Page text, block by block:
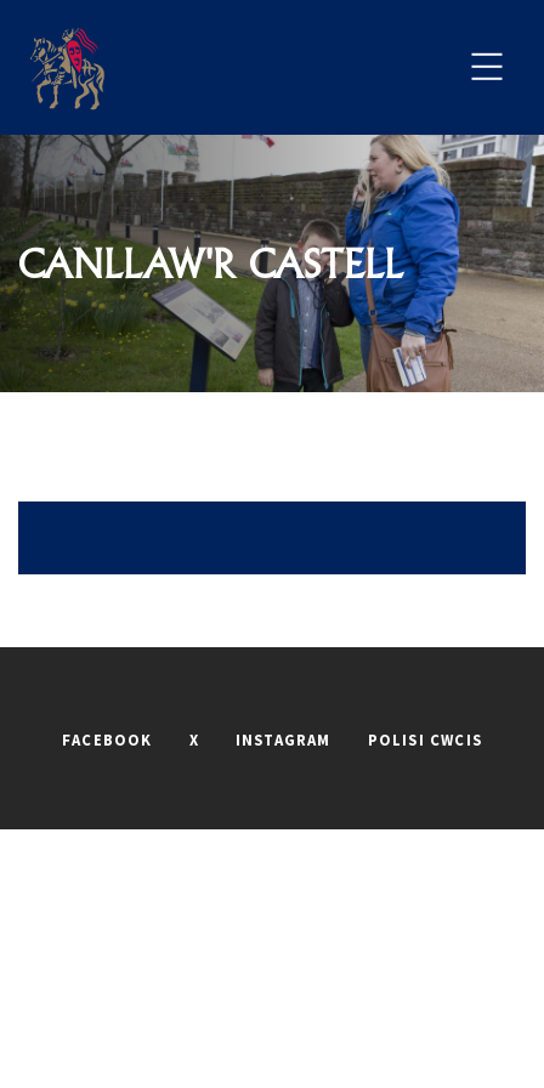
CANLLAW'R CASTELL
FACEBOOK X INSTAGRAM POLISI CWCIS